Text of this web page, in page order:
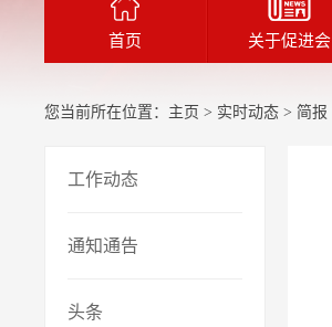
首页 关于促进会
您当前所在位置： 主页 > 实时动态 > 简报
工作动态
通知通告
头条